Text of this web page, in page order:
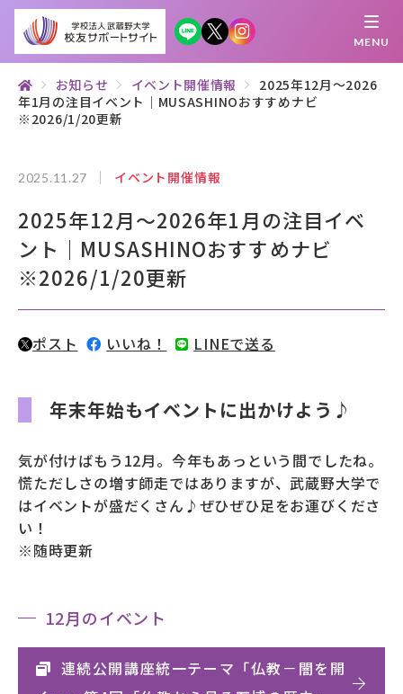
MENU
集 う 学 ぶ 知 る 探 す
校友サポートサイトとは
母校について
むらさき会・くれない会について
お知らせ
武蔵野マガジン
創立100周年記念事業
採用情報
各種手続き・ご案内
卒業後の学び
お知らせ イベント開催情報
2025年12月～2026
年1月の注目イベント｜MUSASHINOおすすめナビ
※2026/1/20更新
2025.11.27 イベント開催情報
2025年12月～2026年1月の注目イベ
ント｜MUSASHINOおすすめナビ
※2026/1/20更新
ポスト いいね！ LINEで送る
年末年始もイベントに出かけよう♪
気が付けばもう12月。今年もあっという間でしたね。
慌ただしさの増す師走ではありますが、武蔵野大学で
はイベントが盛だくさん♪ぜひぜひ足をお運びくださ
い！
※随時更新
12月のイベント
連続公開講座統一テーマ「仏教－闇を開